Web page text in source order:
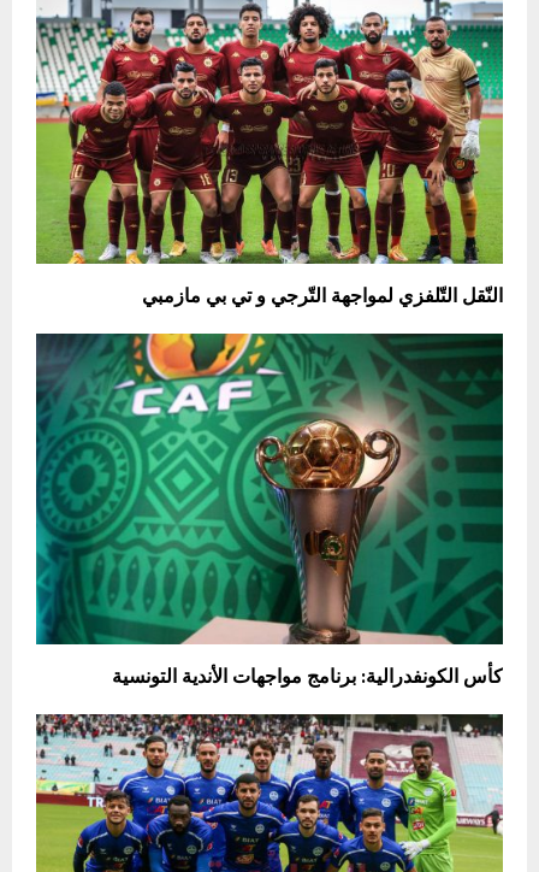
النّقل التّلفزي لمواجهة التّرجي و تي بي مازمبي
كأس الكونفدرالية: برنامج مواجهات الأندية التونسية